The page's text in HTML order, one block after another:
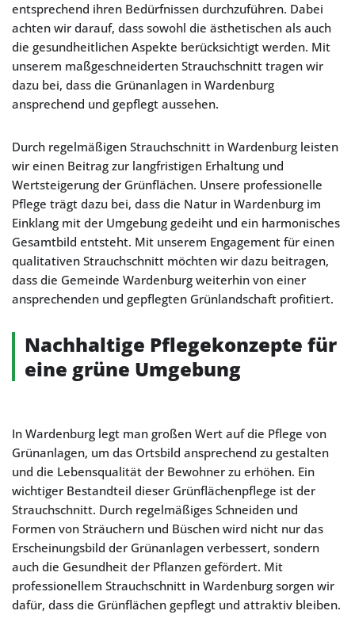
entsprechend ihren Bedürfnissen durchzuführen. Dabei
achten wir darauf, dass sowohl die ästhetischen als auch
die gesundheitlichen Aspekte berücksichtigt werden. Mit
unserem maßgeschneiderten Strauchschnitt tragen wir
dazu bei, dass die Grünanlagen in Wardenburg
ansprechend und gepflegt aussehen.
Durch regelmäßigen Strauchschnitt in Wardenburg leisten
wir einen Beitrag zur langfristigen Erhaltung und
Wertsteigerung der Grünflächen. Unsere professionelle
Pflege trägt dazu bei, dass die Natur in Wardenburg im
Einklang mit der Umgebung gedeiht und ein harmonisches
Gesamtbild entsteht. Mit unserem Engagement für einen
qualitativen Strauchschnitt möchten wir dazu beitragen,
dass die Gemeinde Wardenburg weiterhin von einer
ansprechenden und gepflegten Grünlandschaft profitiert.
Nachhaltige Pflegekonzepte für
eine grüne Umgebung
In Wardenburg legt man großen Wert auf die Pflege von
Grünanlagen, um das Ortsbild ansprechend zu gestalten
und die Lebensqualität der Bewohner zu erhöhen. Ein
wichtiger Bestandteil dieser Grünflächenpflege ist der
Strauchschnitt. Durch regelmäßiges Schneiden und
Formen von Sträuchern und Büschen wird nicht nur das
Erscheinungsbild der Grünanlagen verbessert, sondern
auch die Gesundheit der Pflanzen gefördert. Mit
professionellem Strauchschnitt in Wardenburg sorgen wir
dafür, dass die Grünflächen gepflegt und attraktiv bleiben.